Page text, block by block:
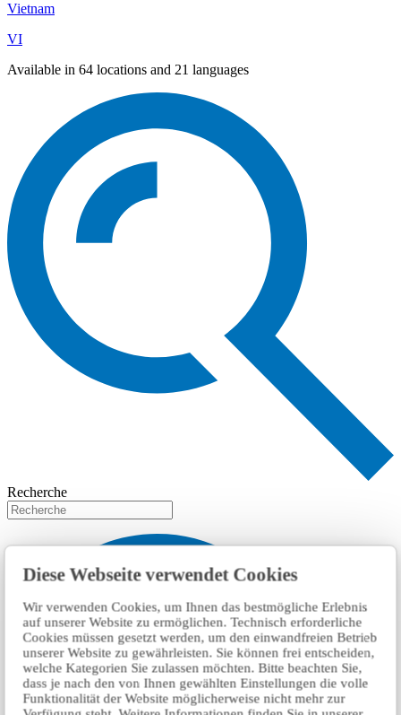
Diese Webseite verwendet Cookies
Wir verwenden Cookies, um Ihnen das bestmögliche Erlebnis
auf unserer Website zu ermöglichen. Technisch erforderliche
Cookies müssen gesetzt werden, um den einwandfreien Betrieb
unserer Website zu gewährleisten. Sie können frei entscheiden,
welche Kategorien Sie zulassen möchten. Bitte beachten Sie,
dass je nach den von Ihnen gewählten Einstellungen die volle
Funktionalität der Website möglicherweise nicht mehr zur
Vietnam
VI
Available in 64 locations and 21 languages
Recherche